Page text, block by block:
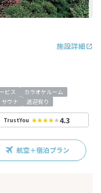
施設詳細
ビス
カラオケルーム
サウナ 送迎有り
TrustYou 4.3
航空＋宿泊プラン